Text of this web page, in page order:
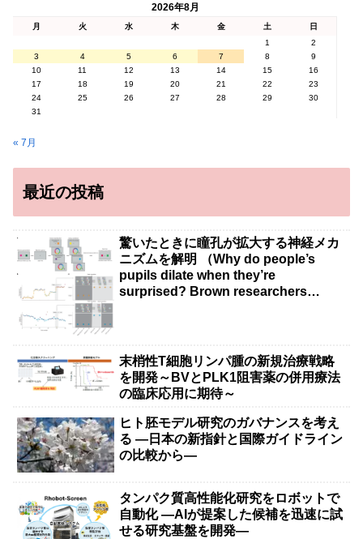
2026年8月
月 火 水 木 金 土
日
1
2
3
4 5 6 7 8
9
10
11 12 13 14 15
16
17
18 19 20 21 22
23
24
25 26 27 28 29
30
31
« 7月
最近の投稿
驚いたときに瞳孔が拡大する神経メカ
ニズムを解明 （Why do people’s
pupils dilate when they’re
surprised? Brown researchers
末梢性T細胞リンパ腫の新規治療戦略
を開発～BVとPLK1阻害薬の併用療法
の臨床応用に期待～
ヒト胚モデル研究のガバナンスを考え
る ―日本の新指針と国際ガイドライン
の比較から―
タンパク質高性能化研究をロボットで
自動化 ―AIが提案した候補を迅速に試
せる研究基盤を開発―